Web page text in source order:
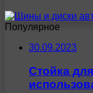
Популярное
30.09.2023
Стойка